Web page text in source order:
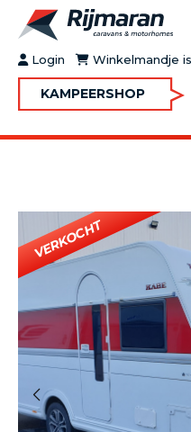
Login Winkelmandje
KAMPEERSHOP
Vorige